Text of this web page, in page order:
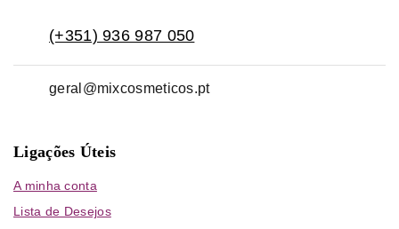
(+351) 936 987 050
geral@mixcosmeticos.pt
Ligações Úteis
A minha conta
Lista de Desejos